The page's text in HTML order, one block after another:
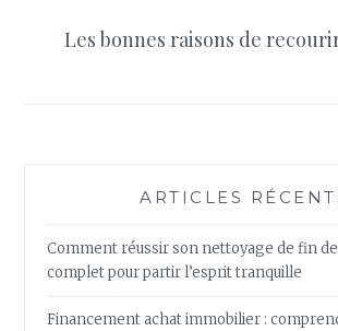
Les bonnes raisons de
ARTICLES
Comment réussir son nettoyage de fin de
complet pour partir l’esprit tranquille
Financement achat immobilier :